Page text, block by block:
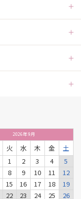
2026年9月
火 水 木 金
土
1
2 3 4
5
8 9 10 11
12
15 16 17 18
19
22 23 24 25 26